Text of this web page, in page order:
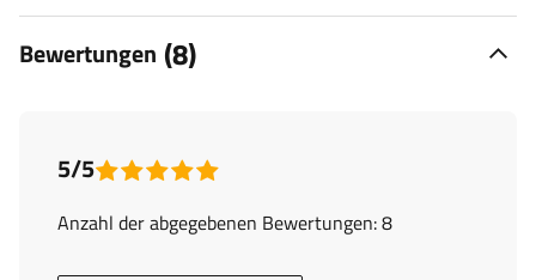
Bewertungen (8)
5/5
Anzahl der abgegebenen Bewertungen: 8